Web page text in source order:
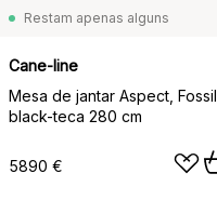
Restam apenas alguns
Cane-line
Mesa de jantar Aspect, Fossil
black-teca 280 cm
5890 €